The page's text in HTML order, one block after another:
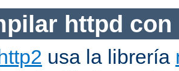
httpd con
usa la librería